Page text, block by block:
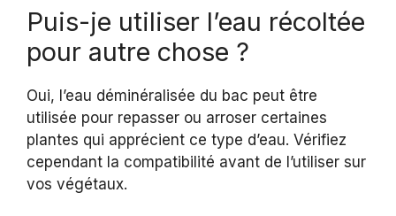
Puis-je utiliser l’eau récoltée
pour autre chose ?
Oui, l’eau déminéralisée du bac peut être
utilisée pour repasser ou arroser certaines
plantes qui apprécient ce type d’eau. Vérifiez
cependant la compatibilité avant de l’utiliser sur
vos végétaux.